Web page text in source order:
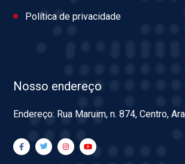
Política de privacidade
Nosso endereço
Endereço: Rua Maruim, n. 874, Centro,